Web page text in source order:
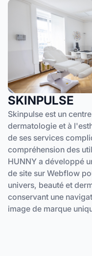
SKINPULSE
Skinpulse est un
dermatologie et à
de ses services
compréhension des
HUNNY a développé
de site sur Webflow
univers, beauté et
conservant une
image de marque